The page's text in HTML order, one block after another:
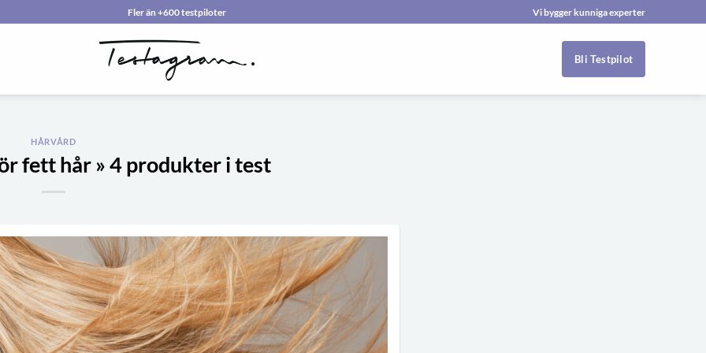
Fler än +600 testpiloter Vi bygger kunniga experter
Bli Testpilot
HÅRVÅRD
fett hår » 4 produkter i test